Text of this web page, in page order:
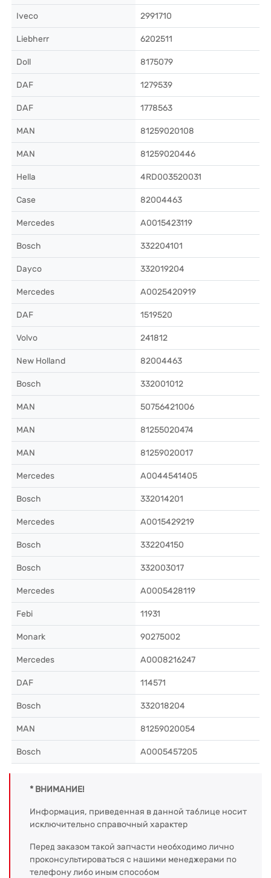
Iveco 2991710
Liebherr 6202511
Doll 8175079
DAF 1279539
DAF 1778563
MAN 81259020108
MAN 81259020446
Hella 4RD003520031
Case 82004463
Mercedes A0015423119
Bosch 332204101
Dayco 332019204
Mercedes A0025420919
DAF 1519520
Volvo 241812
New Holland 82004463
Bosch 332001012
MAN 50756421006
MAN 81255020474
MAN 81259020017
Mercedes A0044541405
Bosch 332014201
Mercedes A0015429219
Bosch 332204150
Bosch 332003017
Mercedes A0005428119
Febi 11931
Monark 90275002
Mercedes A0008216247
DAF 114571
Bosch 332018204
MAN 81259020054
Bosch A0005457205
* ВНИМАНИЕ!
Информация, приведенная в данной таблице носит
исключительно справочный характер
Перед заказом такой запчасти необходимо лично
проконсультироваться с нашими менеджерами по
телефону либо иным способом